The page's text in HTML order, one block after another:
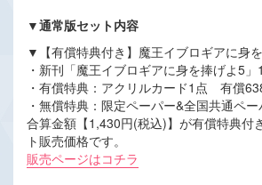
▼通常版セット内容
▼【有償特典付き】魔王イブロギアに身
・新刊「魔王イブロギアに身を捧げよ5」
・有償特典：アクリルカード1点 有償
・無償特典：限定ペーパー&全国共通ペー
合算金額【1,430円(税込)】が有償特典付
ト販売価格です。
販売ページはコチラ